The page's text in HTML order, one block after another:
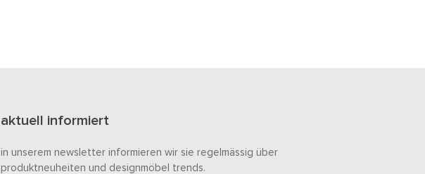
aktuell informiert
in unserem newsletter informieren wir sie regelmässig über
produktneuheiten und designmöbel trends.